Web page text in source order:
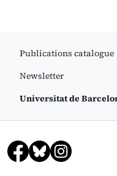
Publications catalogue
Newsletter
Universitat de